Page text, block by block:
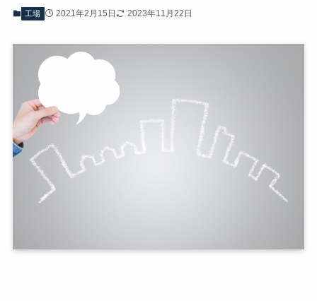
工場 2021年2月15日 2023年11月22日